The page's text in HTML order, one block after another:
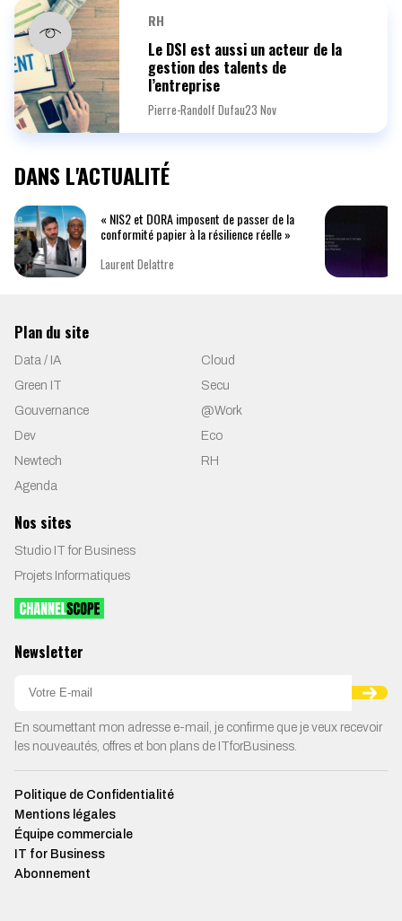
RH
Le DSI est aussi un acteur de la
gestion des talents de
l’entreprise
Pierre-Randolf Dufau23 Nov
DANS L'ACTUALITÉ
« NIS2 et DORA imposent de passer de la
conformité papier à la résilience réelle »
Laurent Delattre
Plan du site
Data / IA
Cloud
Green IT
Secu
Gouvernance
@Work
Dev
Eco
Newtech
RH
Agenda
Nos sites
Studio IT for Business
Projets Informatiques
Newsletter
En soumettant mon adresse e-mail, je confirme que je veux recevoir
les nouveautés, offres et bon plans de ITforBusiness.
Politique de Confidentialité
Mentions légales
Équipe commerciale
IT for Business
Abonnement